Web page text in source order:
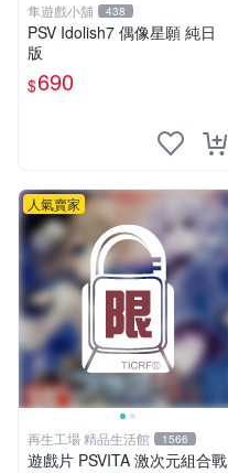
隼遊戲小舖 438
PSV Idolish7 偶像星願 純日
版
$690
人氣賣家
再生工場 精品生活館 1566
遊戲片 PSVITA 激次元組合戰